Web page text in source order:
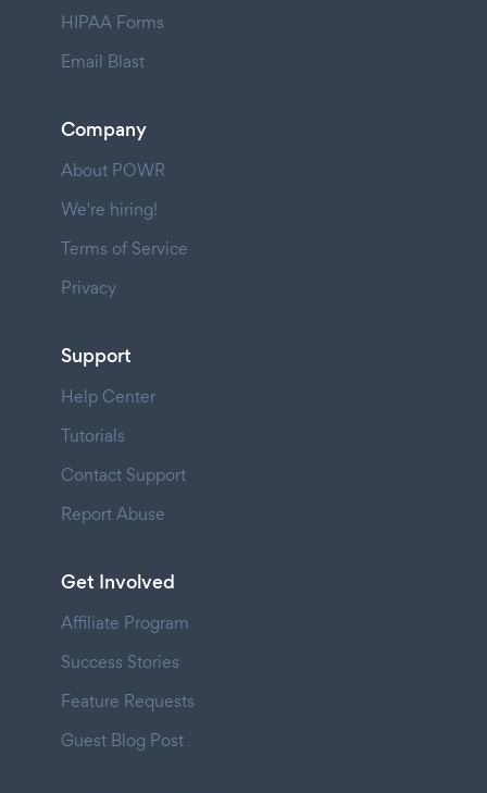
HIPAA Forms
Email Blast
Company
About POWR
We're hiring!
Terms of Service
Privacy
Support
Help Center
Tutorials
Contact Support
Report Abuse
Get Involved
Affiliate Program
Success Stories
Feature Requests
Guest Blog Post